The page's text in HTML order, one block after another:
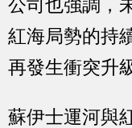
公司也強調，
紅海局勢的持
再發生衝突升
蘇伊士運河與